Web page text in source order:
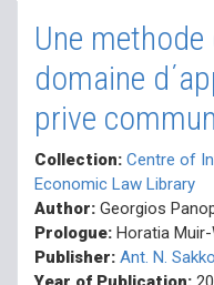
Une
domaine
prive
Collection: Centre of
Economic Law Library
Author: Georgios
Prologue: Horatia
Publisher: Ant. N.